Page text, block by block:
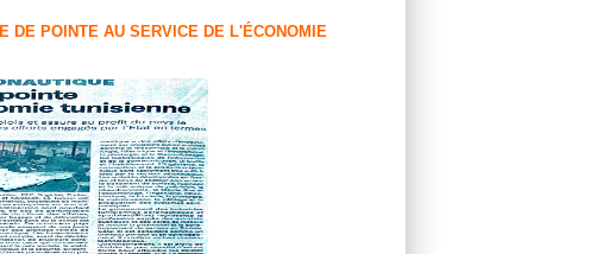
DE POINTE AU SERVICE DE L'ÉCONOMIE